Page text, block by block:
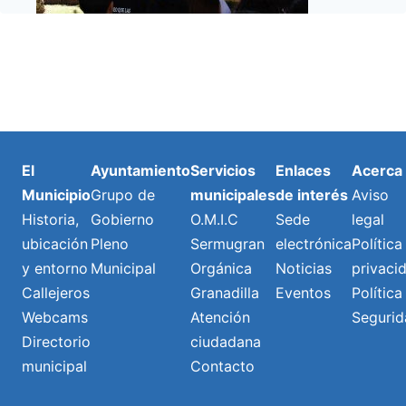
El
Municipio
Historia,
ubicación
y entorno
Callejeros
Webcams
Directorio
municipal
Ayuntamiento
Grupo de
Gobierno
Pleno
Municipal
Servicios
municipales
O.M.I.C
Sermugran
Orgánica
Granadilla
Atención
ciudadana
Contacto
Enlaces
de interés
Sede
electrónica
Noticias
Eventos
Acerca
Aviso
legal
Política
Política